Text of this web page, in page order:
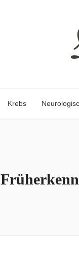
Krebs